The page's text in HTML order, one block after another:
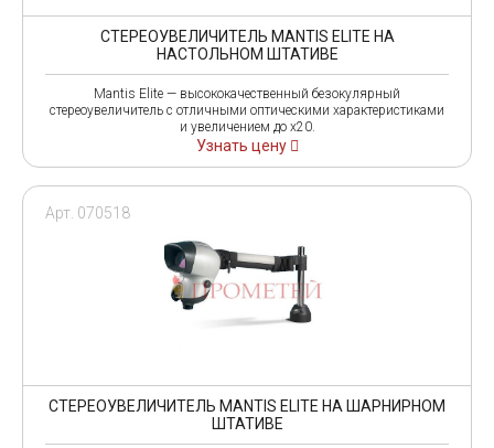
СТЕРЕОУВЕЛИЧИТЕЛЬ MANTIS ELITE НА
НАСТОЛЬНОМ ШТАТИВЕ
Mantis Elite — высококачественный безокулярный
стереоувеличитель с отличными оптическими характеристиками
и увеличением до x20.
Узнать цену
Арт. 070518
СТЕРЕОУВЕЛИЧИТЕЛЬ MANTIS ELITE НА ШАРНИРНОМ
ШТАТИВЕ